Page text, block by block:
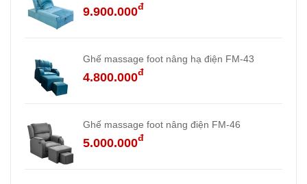
9.900.000đ
Ghế massage foot nâng hạ điện FM-43
4.800.000đ
Ghế massage foot nâng điện FM-46
5.000.000đ